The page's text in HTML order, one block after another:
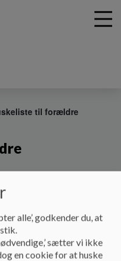
til forældre
alle’, godkender du, at
sætter vi ikke
en cookie for at huske